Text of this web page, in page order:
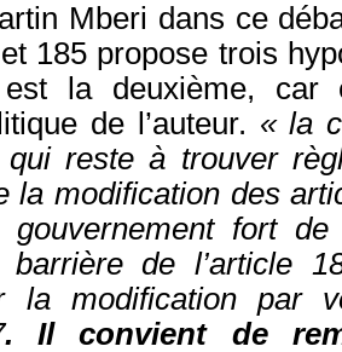
Mberi dans ce
185 propose trois
est la deuxième,
de l’auteur. « la
reste à trouver
la modification des
fort de
de l’article
la modification par
. Il convient de